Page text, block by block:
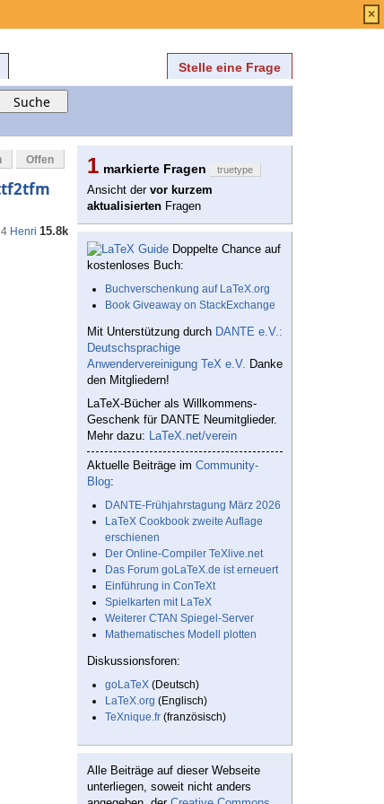
Stelle eine Frage
Offen
Henri 15.8k
1 markierte Fragen truetype
Ansicht der vor kurzem
aktualisierten Fragen
Doppelte Chance auf
kostenloses Buch:
Buchverschenkung auf LaTeX.org
Book Giveaway on StackExchange
Mit Unterstützung durch DANTE e.V.:
Deutschsprachige
Anwendervereinigung TeX e.V. Danke
den Mitgliedern!
LaTeX-Bücher als Willkommens-
Geschenk für DANTE Neumitglieder.
Mehr dazu: LaTeX.net/verein
Aktuelle Beiträge im Community-
Blog:
DANTE-Frühjahrstagung März 2026
LaTeX Cookbook zweite Auflage
erschienen
Der Online-Compiler TeXlive.net
Das Forum goLaTeX.de ist erneuert
Einführung in ConTeXt
Spielkarten mit LaTeX
Weiterer CTAN Spiegel-Server
Mathematisches Modell plotten
Diskussionsforen:
goLaTeX (Deutsch)
LaTeX.org (Englisch)
TeXnique.fr (französisch)
Alle Beiträge auf dieser Webseite
unterliegen, soweit nicht anders
×